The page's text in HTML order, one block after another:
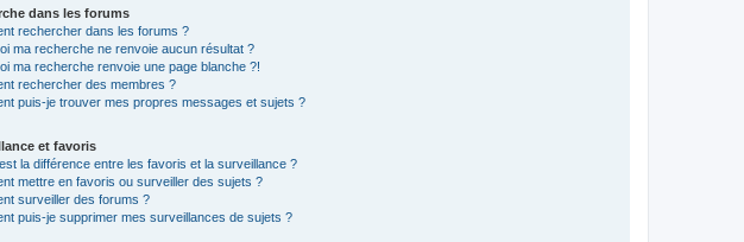
dans les forums
rechercher dans les forums ?
ma recherche ne renvoie aucun résultat ?
ma recherche renvoie une page blanche ?!
rechercher des membres ?
puis-je trouver mes propres messages et sujets ?
et favoris
la différence entre les favoris et la surveillance ?
mettre en favoris ou surveiller des sujets ?
surveiller des forums ?
puis-je supprimer mes surveillances de sujets ?